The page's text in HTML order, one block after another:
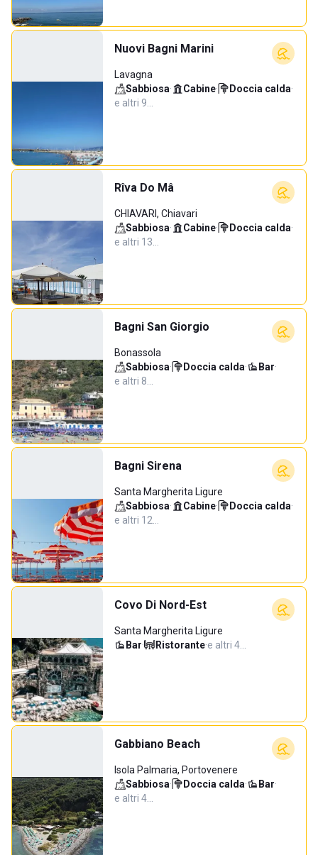
Nuovi Bagni Marini
Lavagna
Sabbiosa· Cabine· Doccia calda·
e altri 9…
Rîva Do Mâ
CHIAVARI, Chiavari
Sabbiosa· Cabine· Doccia calda·
e altri 13…
Bagni San Giorgio
Bonassola
Sabbiosa· Doccia calda· Bar·
e altri 8…
Bagni Sirena
Santa Margherita Ligure
Sabbiosa· Cabine· Doccia calda·
e altri 12…
Covo Di Nord-Est
Santa Margherita Ligure
Bar· Ristorante·e altri 4…
Gabbiano Beach
Isola Palmaria, Portovenere
Sabbiosa· Doccia calda· Bar·
e altri 4…